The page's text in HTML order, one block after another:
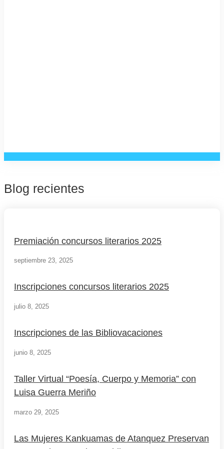
Blog recientes
Premiación concursos literarios 2025
septiembre 23, 2025
Inscripciones concursos literarios 2025
julio 8, 2025
Inscripciones de las Bibliovacaciones
junio 8, 2025
Taller Virtual “Poesía, Cuerpo y Memoria” con
Luisa Guerra Meriño
marzo 29, 2025
Las Mujeres Kankuamas de Atanquez Preservan